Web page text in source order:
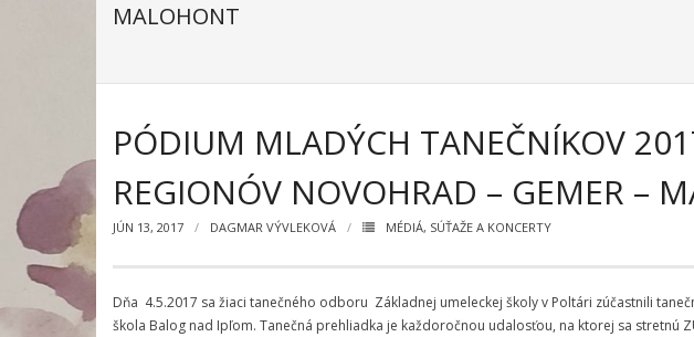
MALOHONT
PÓDIUM MLADÝCH TANEČNÍKOV
REGIONÓV NOVOHRAD – GEMER –
JÚN 13, 2017 DAGMAR VÝVLEKOVÁ MÉDIÁ, SÚŤAŽE A KONCERTY
Dňa 4.5.2017 sa žiaci tanečného odboru Základnej umeleckej školy v Poltári zúčastnili
škola Balog nad Ipľom. Tanečná prehliadka je každoročnou udalosťou, na ktorej sa stretnú